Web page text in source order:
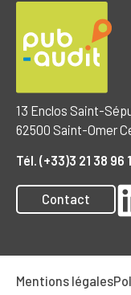
13 Enclos Saint-
62500 Saint-Omer
Tél. (+33)3 21 38 96
Contact
Mentions légales